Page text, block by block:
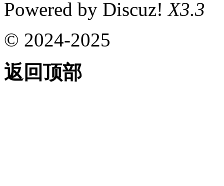
Powered by Discuz!X3.3
© 2024-2025
返回顶部